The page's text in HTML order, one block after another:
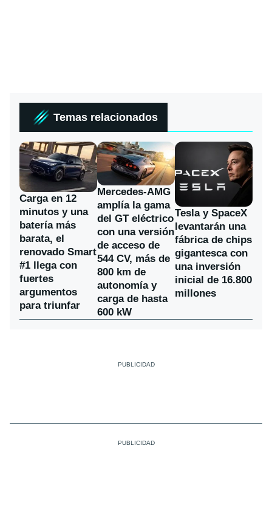
Temas relacionados
Carga en 12
minutos y una
batería más
barata, el
renovado Smart
#1 llega con
fuertes
argumentos
para triunfar
Mercedes-AMG
amplía la gama
del GT eléctrico
con una versión
de acceso de
544 CV, más de
800 km de
autonomía y
carga de hasta
600 kW
Tesla y SpaceX
levantarán una
fábrica de chips
gigantesca con
una inversión
inicial de 16.800
millones